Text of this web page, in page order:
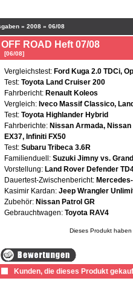
» 2008 » 06/08
OFF ROAD Heft 07/08
[06/08]
Vergleichstest: Ford Kuga 2.0 TDCi,
Test: Toyota Land Cruiser 200
Fahrbericht: Renault Koleos
Vergleich: Iveco Massif Classico,
Test: Toyota Highlander Hybrid
Fahrberichte: Nissan Armada,
EX37, Infiniti FX50
Test: Subaru Tribeca 3.6R
Familienduell: Suzuki Jimny vs.
Vorstellung: Land Rover Defender
Dauertest-Zwischenbericht:
Kasimir Kardan: Jeep Wrangler
Zubehör: Nissan Patrol GR
Gebrauchtwagen: Toyota RAV4
Dieses Produkt
Kunden, die dieses Produkt